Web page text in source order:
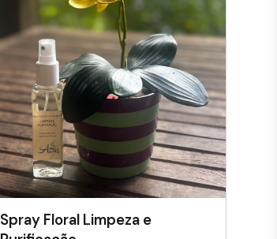
Spray Floral Limpeza e